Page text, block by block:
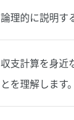
論理的に説明す
収支計算を身近
とを理解します。